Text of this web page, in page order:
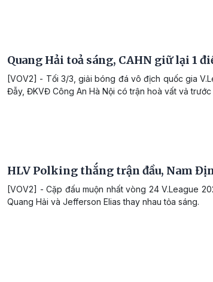
Quang Hải toả sáng, CAHN giữ lại 1
[VOV2] - Tối 3/3, giải bóng đá vô địch quốc gia
Đẫy, ĐKVĐ Công An Hà Nội có trận hoà vất vả trước
HLV Polking thắng trận đầu, Nam
[VOV2] - Cặp đấu muộn nhất vòng 24 V.League
Quang Hải và Jefferson Elias thay nhau tỏa sáng.